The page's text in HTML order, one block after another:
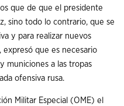
que de que el presidente
sino todo lo contrario, que se
y para realizar nuevos
expresó que es necesario
municiones a las tropas
ofensiva rusa.
Militar Especial (OME) el